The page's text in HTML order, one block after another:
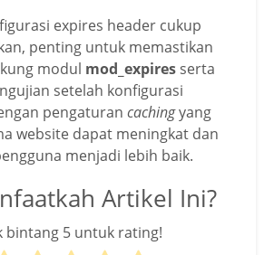
expires header cukup
penting untuk memastikan
modul mod_expires serta
setelah konfigurasi
pengaturan cachingyang
website dapat meningkat dan
menjadi lebih baik.
Artikel Ini?
bintang 5 untuk rating!